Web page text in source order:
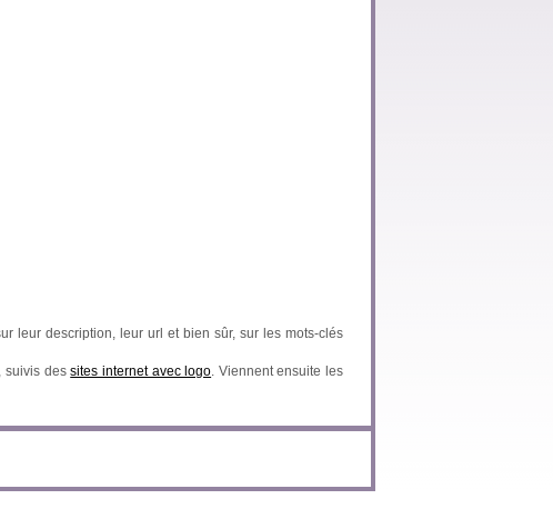
leur description, leur url et bien sûr, sur les mots-clés
suivis dessites internet avec logo. Viennent ensuite les